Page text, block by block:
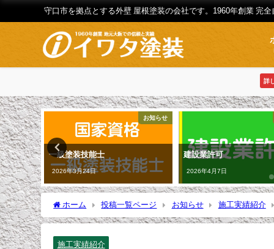
守口市を拠点とする外壁 屋根塗装の会社です。1960年創業 完
詳
工実績紹介
（Ｙ様
お知らせ
一級塗装技能士
2026年3月24日
建設業許可
2026年4月7日
ホーム 投稿一覧ページ お知らせ 施工実績紹介
施工実績紹介